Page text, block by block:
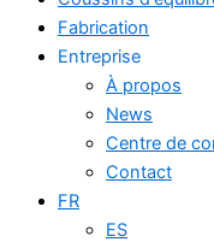
Fabrication
Entreprise
À propos
News
Centre de
Contact
FR
ES